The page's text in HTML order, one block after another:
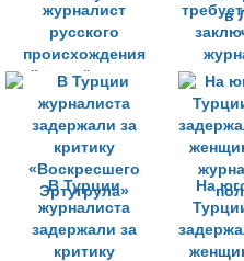
журналист
русского
происхождения
найден мёртвым в
Стамбуле
гибели
в
В Турции
журналиста
задержали за
критику
На